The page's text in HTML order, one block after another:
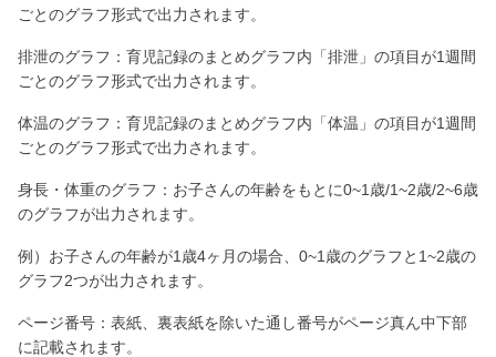
ごとのグラフ形式で出力されます。
排泄のグラフ：育児記録のまとめグラフ内「排泄」の項目が1週間
ごとのグラフ形式で出力されます。
体温のグラフ：育児記録のまとめグラフ内「体温」の項目が1週間
ごとのグラフ形式で出力されます。
身長・体重のグラフ：お子さんの年齢をもとに0~1歳/1~2歳/2~6歳
のグラフが出力されます。
例）お子さんの年齢が1歳4ヶ月の場合、0~1歳のグラフと1~2歳の
グラフ2つが出力されます。
ページ番号：表紙、裏表紙を除いた通し番号がページ真ん中下部
に記載されます。